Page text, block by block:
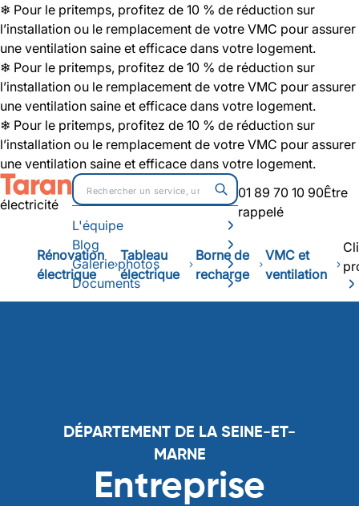
❄ Pour le pritemps, profitez de 10 % de réduction sur
l’installation ou le remplacement de votre VMC pour assurer
une ventilation saine et efficace dans votre logement.
❄ Pour le pritemps, profitez de 10 % de réduction sur
l’installation ou le remplacement de votre VMC pour assurer
une ventilation saine et efficace dans votre logement.
❄ Pour le pritemps, profitez de 10 % de réduction sur
l’installation ou le remplacement de votre VMC pour assurer
une ventilation saine et efficace dans votre logement.
électricité
L'équipe
Blog
Galerie photos
Documents
01 89 70 10 90Être
rappelé
Rénovation
électrique
Tableau
électrique
Borne de
recharge
VMC et
ventilation
DÉPARTEMENT DE LA SEINE-ET-
MARNE
Entreprise